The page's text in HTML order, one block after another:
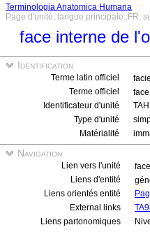
Terminologia Anatomica Humana
Page d'unité, langue principale: FR,
face interne de
Identification
Terme latin officiel
Terme officiel
Identificateur d'unité
Type d'unité
Matérialité
Navigation
Lien vers l'unité
Liens d'entité
Liens orientés entité
External links
Liens partonomiques